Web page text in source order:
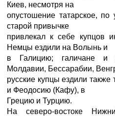
Киев, несмотря на
опустошение татарское,
старой привычке
привлекал к себе купцов
Немцы ездили на Волынь и
в Галицию; галичане и
Молдавии, Бессарабии,
русские купцы ездили
и Феодосию (Кафу), в
Грецию и Турцию.
На северо-востоке